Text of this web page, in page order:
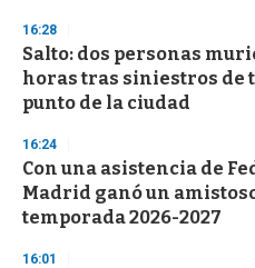
16:28
Salto: dos personas
horas tras siniestros de
punto de la ciudad
16:24
Con una asistencia de
Madrid ganó un
temporada 2026-2027
16:01